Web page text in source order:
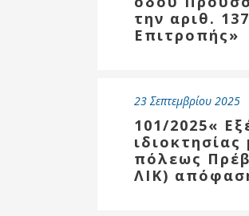
την αριθ.
Επιτροπής»
23 Σεπτεμβρίου 2025
101/2025«
πόλεως
ΛΙΚ)